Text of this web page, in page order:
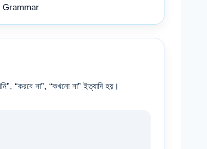
Grammar
“করবে না”, “কখনো না” ইত্যাদি হয়।